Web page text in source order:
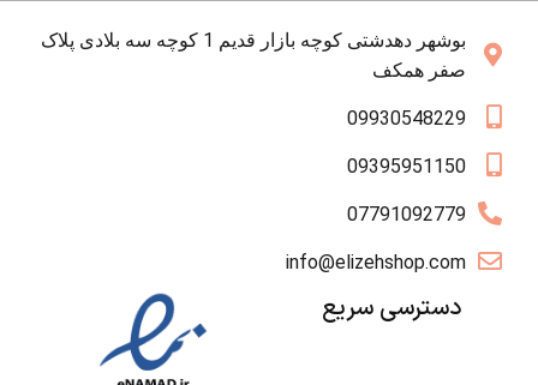
بوشهر دهدشتی کوچه بازار قدیم 1 کوچه سه بلادی پلاک
صفر همکف
09930548229
09395951150
07791092779
info@elizehshop.com
دسترسی سریع